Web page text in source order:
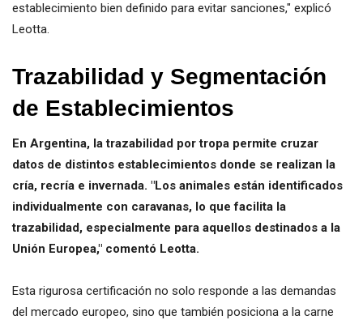
establecimiento bien definido para evitar sanciones," explicó
Leotta.
Trazabilidad y Segmentación
de Establecimientos
En Argentina, la trazabilidad por tropa permite cruzar
datos de distintos establecimientos donde se realizan la
cría, recría e invernada. "Los animales están identificados
individualmente con caravanas, lo que facilita la
trazabilidad, especialmente para aquellos destinados a la
Unión Europea," comentó Leotta.
Esta rigurosa certificación no solo responde a las demandas
del mercado europeo, sino que también posiciona a la carne